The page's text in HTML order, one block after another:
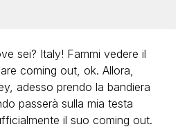
sei? Italy! Fammi vedere il
coming out, ok. Allora,
adesso prendo la bandiera
passerà sulla mia testa
il suo coming out.